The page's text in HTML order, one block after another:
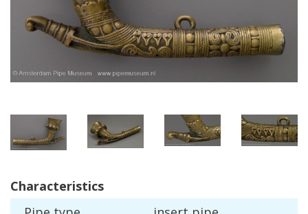
Characteristics